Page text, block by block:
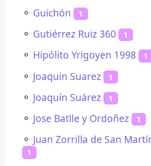
⚬ Guichón 1
⚬ Gutiérrez Ruiz 360 1
⚬ Hipólito Yrigoyen 1998 1
⚬ Joaquin Suarez 1
⚬ Joaquín Suárez 1
⚬ Jose Batlle y Ordoñez 1
⚬ Juan Zorrilla de San
1